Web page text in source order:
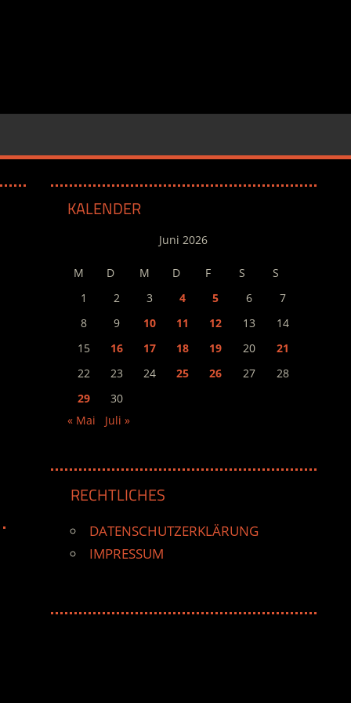
KALENDER
Juni 2026
M D M D F S
S
1
2 3 4 5 6
7
8
9 10 11 12 13
14
15
16 17 18 19 20
21
22
23 24 25 26 27
28
29
30
« Mai
Juli »
RECHTLICHES
DATENSCHUTZERKLÄRUNG
IMPRESSUM